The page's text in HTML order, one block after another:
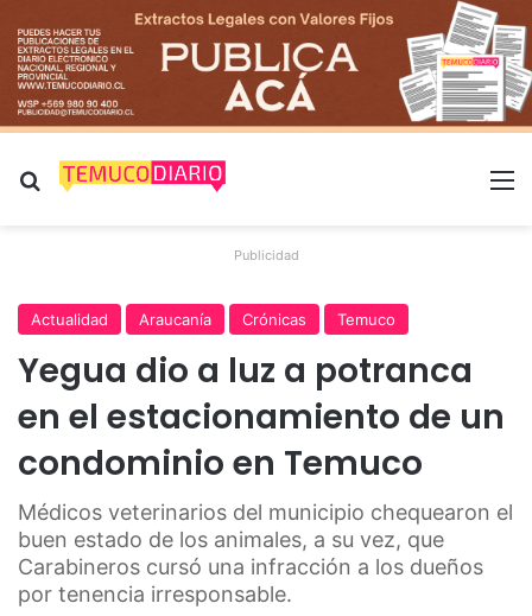
Buscar por
Publicidad
Actualidad Araucanía Crónicas Temuco
Yegua dio a luz a potranca
en el estacionamiento de un
condominio en Temuco
Médicos veterinarios del municipio chequearon el
buen estado de los animales, a su vez, que
Carabineros cursó una infracción a los dueños
por tenencia irresponsable.